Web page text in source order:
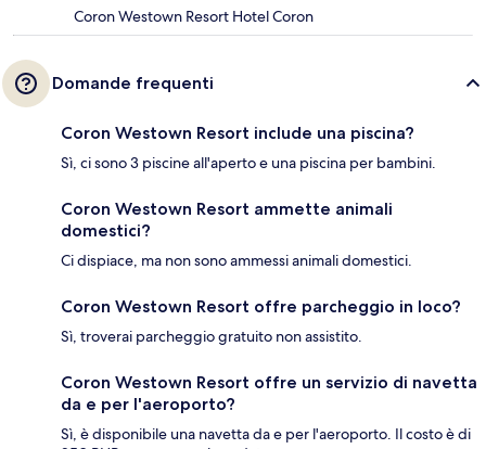
Coron Westown Resort Hotel Coron
Domande frequenti
Coron Westown Resort include una piscina?
Sì, ci sono 3 piscine all'aperto e una piscina per bambini.
Coron Westown Resort ammette animali
domestici?
Ci dispiace, ma non sono ammessi animali domestici.
Coron Westown Resort offre parcheggio in loco?
Sì, troverai parcheggio gratuito non assistito.
Coron Westown Resort offre un servizio di navetta
da e per l'aeroporto?
Sì, è disponibile una navetta da e per l'aeroporto. Il costo è di